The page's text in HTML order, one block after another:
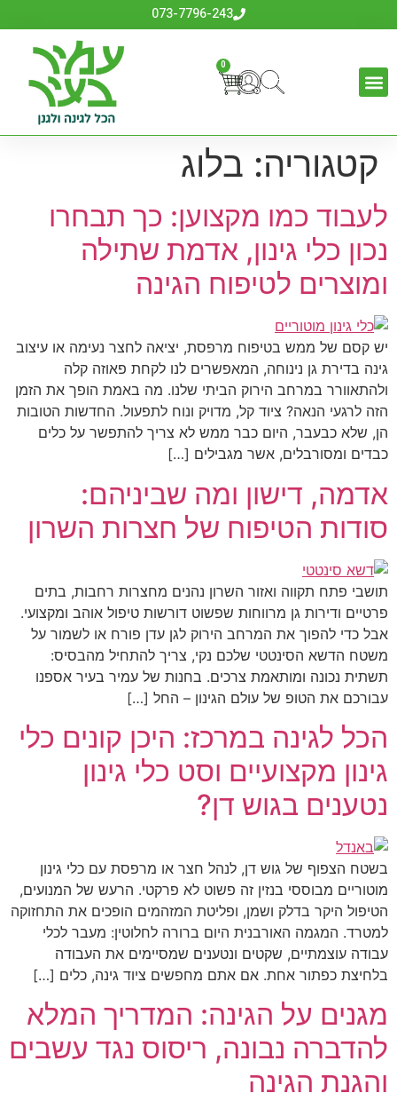
073-7796-243
0
קטגוריה: בלוג
לעבוד כמו מקצוען: כך תבחרו
נכון כלי גינון, אדמת שתילה
ומוצרים לטיפוח הגינה
יש קסם של ממש בטיפוח מרפסת, יציאה לחצר נעימה או עיצוב
גינה בדירת גן נינוחה, המאפשרים לנו לקחת פאוזה קלה
ולהתאוורר במרחב הירוק הביתי שלנו. מה באמת הופך את הזמן
הזה לרגעי הנאה? ציוד קל, מדויק ונוח לתפעול. החדשות הטובות
הן, שלא כבעבר, היום כבר ממש לא צריך להתפשר על כלים
כבדים ומסורבלים, אשר מגבילים […]
אדמה, דישון ומה שביניהם:
סודות הטיפוח של חצרות השרון
תושבי פתח תקווה ואזור השרון נהנים מחצרות רחבות, בתים
פרטיים ודירות גן מרווחות שפשוט דורשות טיפול אוהב ומקצועי.
אבל כדי להפוך את המרחב הירוק לגן עדן פורח או לשמור על
משטח הדשא הסינטטי שלכם נקי, צריך להתחיל מהבסיס:
תשתית נכונה ומותאמת צרכים. בחנות של עמיר בעיר אספנו
עבורכם את הטופ של עולם הגינון – החל […]
הכל לגינה במרכז: היכן קונים כלי
גינון מקצועיים וסט כלי גינון
נטענים בגוש דן?
בשטח הצפוף של גוש דן, לנהל חצר או מרפסת עם כלי גינון
מוטוריים מבוססי בנזין זה פשוט לא פרקטי. הרעש של המנועים,
הטיפול היקר בדלק ושמן, ופליטת המזהמים הופכים את התחזוקה
למטרד. המגמה האורבנית היום ברורה לחלוטין: מעבר לכלי
עבודה עוצמתיים, שקטים ונטענים שמסיימים את העבודה
בלחיצת כפתור אחת. אם אתם מחפשים ציוד גינה, כלים […]
מגנים על הגינה: המדריך המלא
להדברה נבונה, ריסוס נגד עשבים
והגנת הגינה